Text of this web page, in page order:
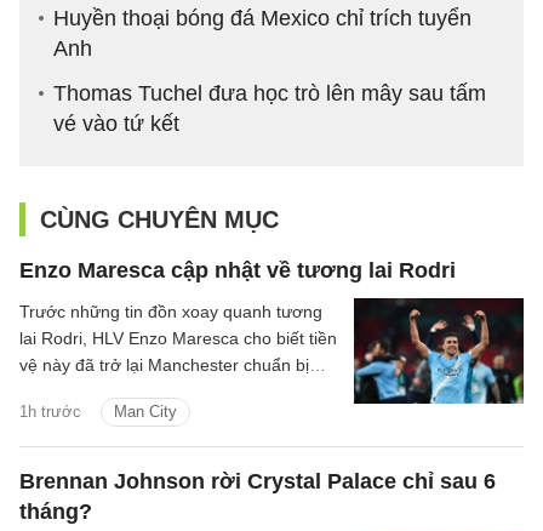
Huyền thoại bóng đá Mexico chỉ trích tuyển
Anh
Thomas Tuchel đưa học trò lên mây sau tấm
vé vào tứ kết
CÙNG CHUYÊN MỤC
Enzo Maresca cập nhật về tương lai Rodri
1h trước Man City
Trước những tin đồn xoay quanh tương
lai Rodri, HLV Enzo Maresca cho biết tiền
vệ này đã trở lại Manchester chuẩn bị
Brennan Johnson rời Crystal Palace chỉ sau 6
tháng?